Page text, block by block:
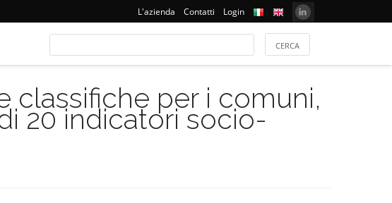
L'azienda Contatti Login
classifiche per i comuni,
20 indicatori socio-